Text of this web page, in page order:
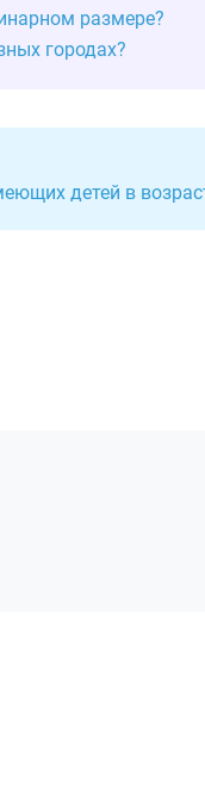
размере?
городах?
детей в